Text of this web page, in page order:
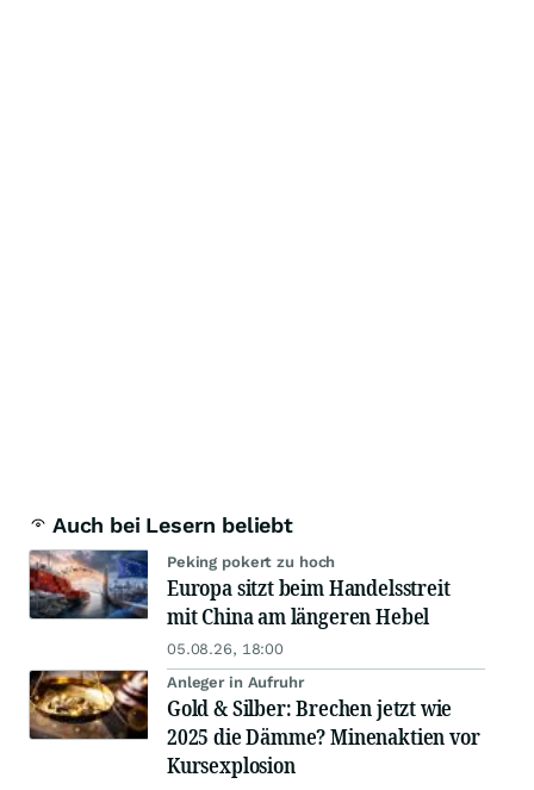
Auch bei Lesern beliebt
Peking pokert zu hoch
Europa sitzt beim Handelsstreit
mit China am längeren Hebel
05.08.26, 18:00
Anleger in Aufruhr
Gold & Silber: Brechen jetzt wie
2025 die Dämme? Minenaktien vor
Kursexplosion